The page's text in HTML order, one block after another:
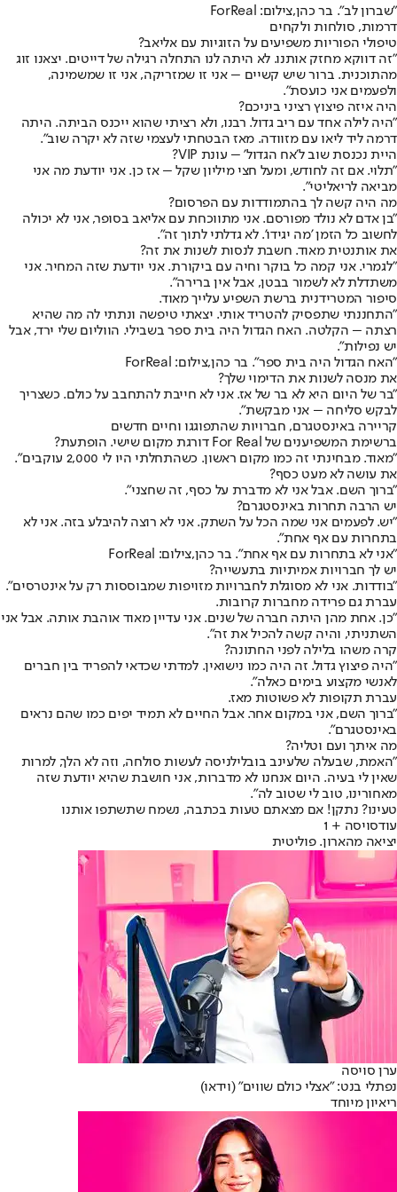
"שברון לב". בר כהן,צילום: ForReal
דרמות, סולחות ולקחים
טיפולי הפוריות משפיעים על הזוגיות עם אליאב?
"זה דווקא מחזק אותנו. לא היתה לנו התחלה רגילה של דייטים. יצאנו זוג
מהתוכנית. ברור שיש קשיים – אני זו שמזריקה, אני זו שמשמינה,
ולפעמים אני כועסת".
היה איזה פיצוץ רציני ביניכם?
"היה לילה אחד עם ריב גדול. רבנו, ולא רציתי שהוא ייכנס הביתה. היתה
דרמה ליד ליאו עם מזוודה. מאז הבטחתי לעצמי שזה לא יקרה שוב".
היית נכנסת שוב ל'אח הגדול' – עונת VIP?
"תלוי. אם זה לחודש, ומעל חצי מיליון שקל – אז כן. אני יודעת מה אני
מביאה לריאליטי".
מה היה קשה לך בהתמודדות עם הפרסום?
"בן אדם לא נולד מפורסם. אני מתווכחת עם אליאב בסופר, אני לא יכולה
לחשוב כל הזמן 'מה יגידו'. לא גדלתי לתוך זה".
את אותנטית מאוד. חשבת לנסות לשנות את זה?
"לגמרי. אני קמה כל בוקר וחיה עם ביקורת. אני יודעת שזה המחיר. אני
משתדלת לא לשמור בבטן, אבל אין ברירה".
סיפור המטרידנית ברשת השפיע עלייך מאוד.
"התחננתי שתפסיק להטריד אותי. יצאתי טיפשה ונתתי לה מה שהיא
רצתה – הקלטה. האח הגדול היה בית ספר בשבילי. הווליום שלי ירד, אבל
יש נפילות".
"האח הגדול היה בית ספר". בר כהן,צילום: ForReal
את מנסה לשנות את הדימוי שלך?
"בר של היום היא לא בר של אז. אני לא חייבת להתחבב על כולם. כשצריך
לבקש סליחה – אני מבקשת".
קריירה באינסטגרם, חברויות שהתפוגגו וחיים חדשים
ברשימת המשפיענים של For Real דורגת מקום שישי. הופתעת?
"מאוד. מבחינתי זה כמו מקום ראשון. כשהתחלתי היו לי 2,000 עוקבים".
את עושה לא מעט כסף?
"ברוך השם. אבל אני לא מדברת על כסף, זה שחצני".
יש הרבה תחרות באינסטגרם?
"יש. לפעמים אני שמה הכל על השתק. אני לא רוצה להיבלע בזה. אני לא
בתחרות עם אף אחת".
"אני לא בתחרות עם אף אחת". בר כהן,צילום: ForReal
יש לך חברויות אמיתיות בתעשייה?
"בודדות. אני לא מסוגלת לחברויות מזויפות שמבוססות רק על אינטרסים".
עברת גם פרידה מחברות קרובות.
"כן. אחת מהן היתה חברה של שנים. אני עדיין מאוד אוהבת אותה. אבל אני
השתניתי, והיה קשה להכיל את זה".
קרה משהו בלילה לפני החתונה?
"היה פיצוץ גדול. זה היה כמו נישואין. למדתי שכדאי להפריד בין חברים
לאנשי מקצוע בימים כאלה".
עברת תקופות לא פשוטות מאז.
"ברוך השם, אני במקום אחר. אבל החיים לא תמיד יפים כמו שהם נראים
באינסטגרם".
מה איתך ועם וטליה?
"האמת, שבעלה שלעינב בובלילניסה לעשות סולחה, וזה לא הלך, למרות
שאין לי בעיה. היום אנחנו לא מדברות, אני חושבת שהיא יודעת שזה
מאחורינו, טוב לי שטוב לה".
טעינו? נתקן! אם מצאתם טעות בכתבה, נשמח שתשתפו אותנו
עודסויסה + 1
יציאה מהארון. פוליטית
ערן סויסה
נפתלי בנט: "אצלי כולם שווים" (וידאו)
ריאיון מיוחד